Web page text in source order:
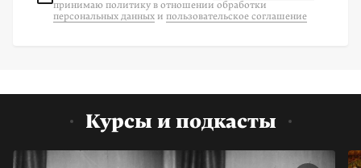
принимаю политику в отношении обработки
персональных данных и пользовательское соглашение
Курсы и подкасты